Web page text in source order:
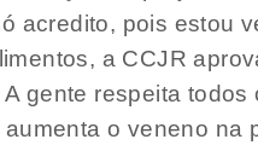
acredito, pois estou
a CCJR
gente respeita
o veneno na